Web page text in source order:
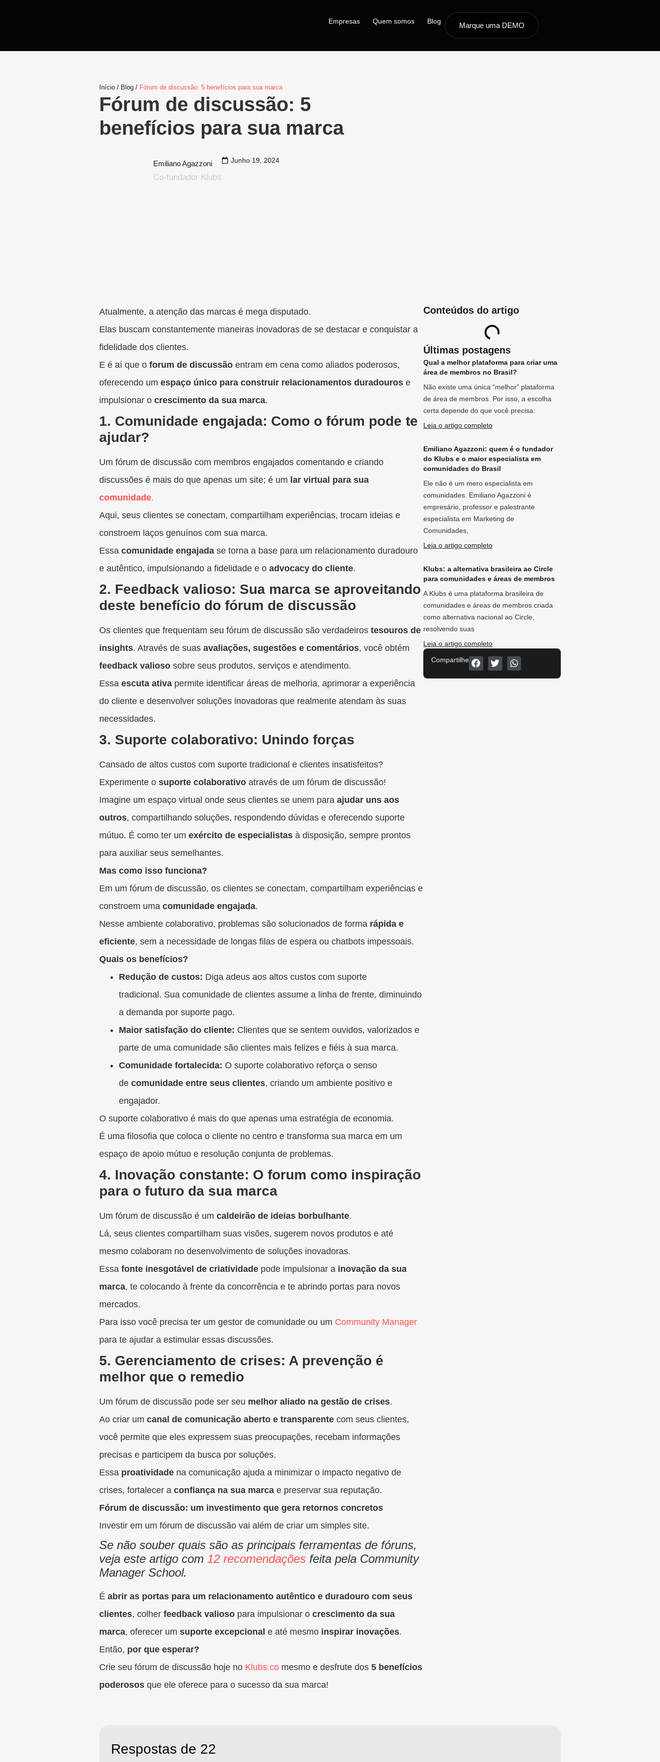
Empresas Quem somos Blog Marque uma DEMO
Início / Blog / Fórum de discussão: 5 benefícios para sua marca
Fórum de discussão: 5
benefícios para sua marca
Emiliano Agazzoni
Co-fundador Klubs
Junho 19, 2024
Atualmente, a atenção das marcas é mega disputado.
Elas buscam constantemente maneiras inovadoras de se destacar e conquistar a
fidelidade dos clientes.
E é aí que o forum de discussão entram em cena como aliados poderosos,
oferecendo um espaço único para construir relacionamentos duradouros e
impulsionar o crescimento da sua marca.
1. Comunidade engajada: Como o fórum pode te
ajudar?
Um fórum de discussão com membros engajados comentando e criando
discussões é mais do que apenas um site; é um lar virtual para sua
comunidade.
Aqui, seus clientes se conectam, compartilham experiências, trocam ideias e
constroem laços genuínos com sua marca.
Essa comunidade engajada se torna a base para um relacionamento duradouro
e autêntico, impulsionando a fidelidade e o advocacy do cliente.
2. Feedback valioso: Sua marca se aproveitando
deste benefício do fórum de discussão
Os clientes que frequentam seu fórum de discussão são verdadeiros tesouros de
insights. Através de suas avaliações, sugestões e comentários, você obtém
feedback valioso sobre seus produtos, serviços e atendimento.
Essa escuta ativa permite identificar áreas de melhoria, aprimorar a experiência
do cliente e desenvolver soluções inovadoras que realmente atendam às suas
necessidades.
3. Suporte colaborativo: Unindo forças
Cansado de altos custos com suporte tradicional e clientes insatisfeitos?
Experimente o suporte colaborativo através de um fórum de discussão!
Imagine um espaço virtual onde seus clientes se unem para ajudar uns aos
outros, compartilhando soluções, respondendo dúvidas e oferecendo suporte
mútuo. É como ter um exército de especialistas à disposição, sempre prontos
para auxiliar seus semelhantes.
Mas como isso funciona?
Em um fórum de discussão, os clientes se conectam, compartilham experiências e
constroem uma comunidade engajada.
Nesse ambiente colaborativo, problemas são solucionados de forma rápida e
eficiente, sem a necessidade de longas filas de espera ou chatbots impessoais.
Quais os benefícios?
Redução de custos: Diga adeus aos altos custos com suporte
tradicional. Sua comunidade de clientes assume a linha de frente, diminuindo
a demanda por suporte pago.
Maior satisfação do cliente: Clientes que se sentem ouvidos, valorizados e
parte de uma comunidade são clientes mais felizes e fiéis à sua marca.
Comunidade fortalecida: O suporte colaborativo reforça o senso
de comunidade entre seus clientes, criando um ambiente positivo e
engajador.
O suporte colaborativo é mais do que apenas uma estratégia de economia.
É uma filosofia que coloca o cliente no centro e transforma sua marca em um
espaço de apoio mútuo e resolução conjunta de problemas.
4. Inovação constante: O forum como inspiração
para o futuro da sua marca
Um fórum de discussão é um caldeirão de ideias borbulhante.
Lá, seus clientes compartilham suas visões, sugerem novos produtos e até
mesmo colaboram no desenvolvimento de soluções inovadoras.
Essa fonte inesgotável de criatividade pode impulsionar a inovação da sua
marca, te colocando à frente da concorrência e te abrindo portas para novos
mercados.
Para isso você precisa ter um gestor de comunidade ou um Community Manager
para te ajudar a estimular essas discussões.
5. Gerenciamento de crises: A prevenção é
melhor que o remedio
Um fórum de discussão pode ser seu melhor aliado na gestão de crises.
Ao criar um canal de comunicação aberto e transparente com seus clientes,
você permite que eles expressem suas preocupações, recebam informações
precisas e participem da busca por soluções.
Essa proatividade na comunicação ajuda a minimizar o impacto negativo de
crises, fortalecer a confiança na sua marca e preservar sua reputação.
Fórum de discussão: um investimento que gera retornos concretos
Investir em um fórum de discussão vai além de criar um simples site.
Se não souber quais são as principais ferramentas de fóruns,
veja este artigo com 12 recomendações feita pela Community
Manager School.
É abrir as portas para um relacionamento autêntico e duradouro com seus
clientes, colher feedback valioso para impulsionar o crescimento da sua
marca, oferecer um suporte excepcional e até mesmo inspirar inovações.
Então, por que esperar?
Crie seu fórum de discussão hoje no Klubs.co mesmo e desfrute dos 5 benefícios
poderosos que ele oferece para o sucesso da sua marca!
Conteúdos do artigo
Últimas postagens
Qual a melhor plataforma para criar uma
área de membros no Brasil?
Não existe uma única “melhor” plataforma
de área de membros. Por isso, a escolha
certa depende do que você precisa:
Leia o artigo completo
Emiliano Agazzoni: quem é o fundador
do Klubs e o maior especialista em
comunidades do Brasil
Ele não é um mero especialista em
comunidades. Emiliano Agazzoni é
empresário, professor e palestrante
especialista em Marketing de
Comunidades,
Leia o artigo completo
Klubs: a alternativa brasileira ao Circle
para comunidades e áreas de membros
A Klubs é uma plataforma brasileira de
comunidades e áreas de membros criada
como alternativa nacional ao Circle,
resolvendo suas
Leia o artigo completo
Compartilhe
Respostas de 22